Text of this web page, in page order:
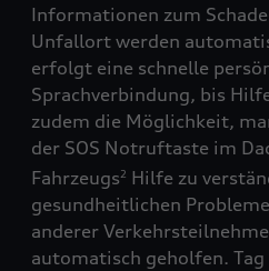
Informationen zum
Unfallort werden
erfolgt eine schnelle
Sprachverbindung, bis
zudem die Möglichkeit,
der SOS Notruftaste im
Fahrzeugs2 Hilfe zu
gesundheitlichen
anderer
automatisch geholfen.